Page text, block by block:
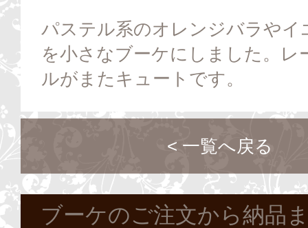
パステル系のオレンジバラやイ
を小さなブーケにしました。レ
ルがまたキュートです。
< 一覧へ戻る
ブーケのご注文から納品